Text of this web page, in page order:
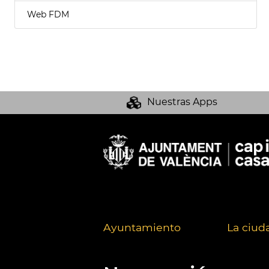
Web FDM
Nuestras Apps
Ayuntamiento La